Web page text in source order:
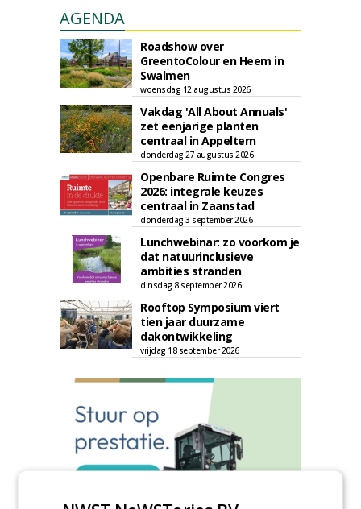
AGENDA
Roadshow over
GreentoColour en Heem in
Swalmen
woensdag 12 augustus 2026
Vakdag 'All About Annuals'
zet eenjarige planten
centraal in Appeltern
donderdag 27 augustus 2026
Openbare Ruimte Congres
2026: integrale keuzes
centraal in Zaanstad
donderdag 3 september 2026
Lunchwebinar: zo voorkom je
dat natuurinclusieve
ambities stranden
dinsdag 8 september 2026
Rooftop Symposium viert
tien jaar duurzame
dakontwikkeling
vrijdag 18 september 2026